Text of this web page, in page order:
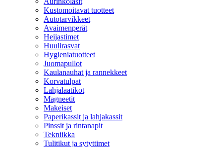
Kustomoitavat tuotteet
Autotarvikkeet
Avaimenperät
Heijastimet
Huulirasvat
Hygieniatuotteet
Juomapullot
Kaulanauhat ja rannekkeet
Korvatulpat
Lahjalaatikot
Magneetit
Makeiset
Paperikassit ja lahjakassit
Pinssit ja rintanapit
Tekniikka
Tulitikut ja sytyttimet